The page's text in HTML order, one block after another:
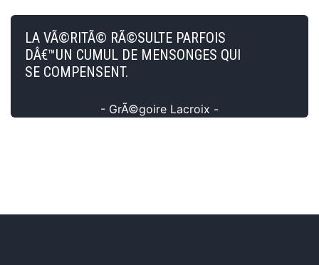
LA VÃ©RITÃ© RÃ©SULTE PARFOIS
DÂ€™UN CUMUL DE MENSONGES QUI
SE COMPENSENT.
- GrÃ©goire Lacroix -